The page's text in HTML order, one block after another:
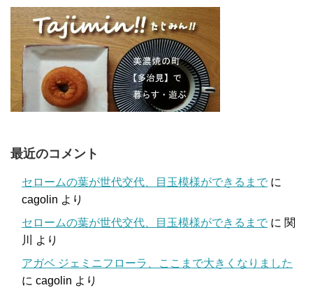
最近のコメント
セロームの葉が世代交代、目玉模様ができるまで に
cagolin より
セロームの葉が世代交代、目玉模様ができるまで に 関
川
より
アガベ ジェミニフローラ、ここまで大きくなりました
に cagolin より